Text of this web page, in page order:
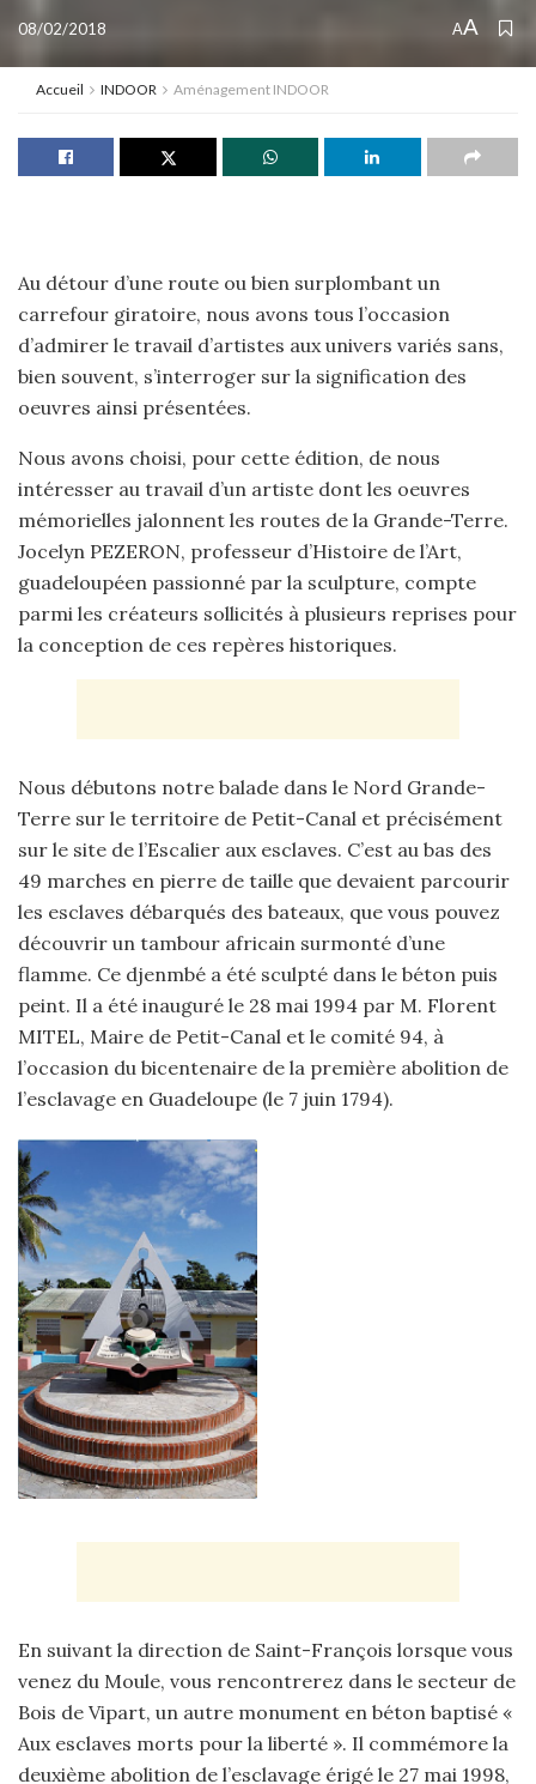
08/02/2018 AA
Accueil INDOOR Aménagement INDOOR
Au détour d’une route ou bien surplombant un
carrefour giratoire, nous avons tous l’occasion
d’admirer le travail d’artistes aux univers variés sans,
bien souvent, s’interroger sur la signification des
oeuvres ainsi présentées.
Nous avons choisi, pour cette édition, de nous
intéresser au travail d’un artiste dont les oeuvres
mémorielles jalonnent les routes de la Grande-Terre.
Jocelyn PEZERON, professeur d’Histoire de l’Art,
guadeloupéen passionné par la sculpture, compte
parmi les créateurs sollicités à plusieurs reprises pour
la conception de ces repères historiques.
Nous débutons notre balade dans le Nord Grande-
Terre sur le territoire de Petit-Canal et précisément
sur le site de l’Escalier aux esclaves. C’est au bas des
49 marches en pierre de taille que devaient parcourir
les esclaves débarqués des bateaux, que vous pouvez
découvrir un tambour africain surmonté d’une
flamme. Ce djenmbé a été sculpté dans le béton puis
peint. Il a été inauguré le 28 mai 1994 par M. Florent
MITEL, Maire de Petit-Canal et le comité 94, à
l’occasion du bicentenaire de la première abolition de
l’esclavage en Guadeloupe (le 7 juin 1794).
En suivant la direction de Saint-François lorsque vous
venez du Moule, vous rencontrerez dans le secteur de
Bois de Vipart, un autre monument en béton baptisé «
Aux esclaves morts pour la liberté ». Il commémore la
deuxième abolition de l’esclavage érigé le 27 mai 1998,